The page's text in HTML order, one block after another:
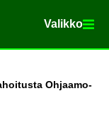
Va­lik­ko
Va­lik­ko
Oh­jaa­mo­